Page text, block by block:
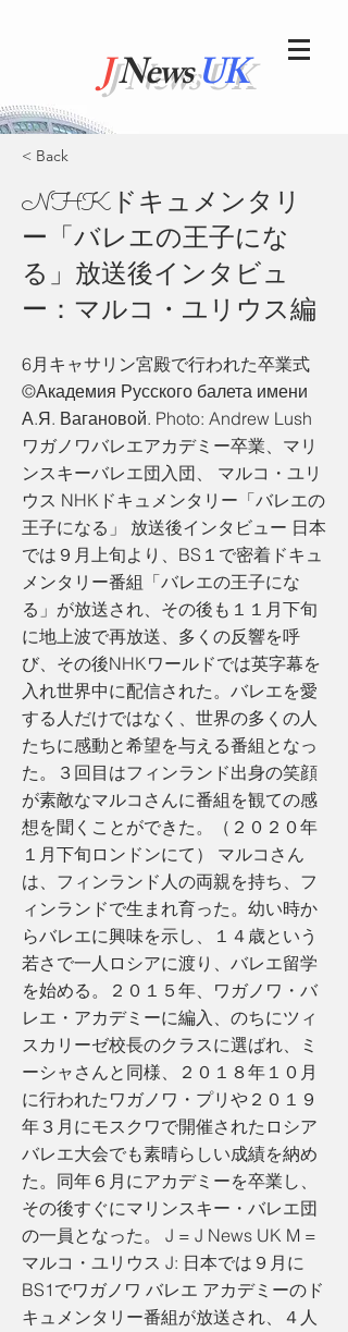
JNewsUK
< Back
NHKドキュメンタリ
ー「バレエの王子にな
る」放送後インタビュ
ー：マルコ・ユリウス編
6月キャサリン宮殿で行われた卒業式
©️Академия Русского балета имени
А.Я. Вагановой. Photo: Andrew Lush
ワガノワバレエアカデミー卒業、マリ
ンスキーバレエ団入団、 マルコ・ユリ
ウス NHKドキュメンタリー「バレエの
王子になる」 放送後インタビュー 日本
では９月上旬より、BS１で密着ドキュ
メンタリー番組「バレエの王子にな
る」が放送され、その後も１１月下旬
に地上波で再放送、多くの反響を呼
び、その後NHKワールドでは英字幕を
入れ世界中に配信された。バレエを愛
する人だけではなく、世界の多くの人
たちに感動と希望を与える番組となっ
た。３回目はフィンランド出身の笑顔
が素敵なマルコさんに番組を観ての感
想を聞くことができた。（２０２０年
１月下旬ロンドンにて） マルコさん
は、フィンランド人の両親を持ち、フ
ィンランドで生まれ育った。幼い時か
らバレエに興味を示し、１４歳という
若さで一人ロシアに渡り、バレエ留学
を始める。２０１５年、ワガノワ・バ
レエ・アカデミーに編入、のちにツィ
スカリーゼ校長のクラスに選ばれ、ミ
ーシャさんと同様、２０１８年１０月
に行われたワガノワ・プリや２０１９
年３月にモスクワで開催されたロシア
バレエ大会でも素晴らしい成績を納め
た。同年６月にアカデミーを卒業し、
その後すぐにマリンスキー・バレエ団
の一員となった。 J = J News UK M =
マルコ・ユリウス J: 日本では９月に
BS1でワガノワ バレエ アカデミーのド
キュメンタリー番組が放送され、４人